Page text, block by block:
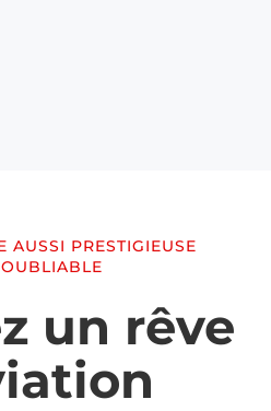
AUSSI PRESTIGIEUSE
un rêve